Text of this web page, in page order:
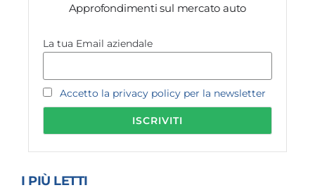
Approfondimenti sul mercato auto
La tua Email aziendale
Accetto la privacy policy per la newsletter
I PIÙ LETTI